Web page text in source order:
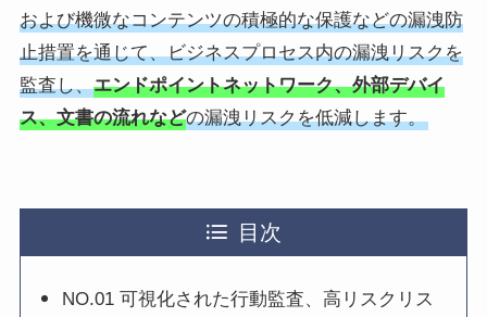
および機微なコンテンツの積極的な保護などの漏洩防
止措置を通じて、ビジネスプロセス内の漏洩リスクを
監査し、エンドポイントネットワーク、外部デバイ
ス、文書の流れなどの漏洩リスクを低減します。
目次
NO.01 可視化された行動監査、高リスクリス